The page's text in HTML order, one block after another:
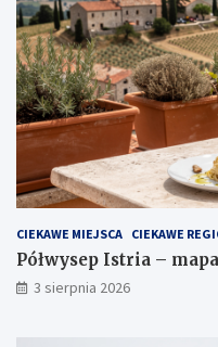
CIEKAWE MIEJSCA CIEKAWE
Półwysep Istria –
3 sierpnia 2026